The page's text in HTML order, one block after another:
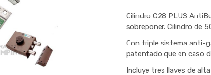
Cilindro C28 PLUS
sobreponer. Cilindro de
Con triple sistema anti-
patentado que en caso
Incluye tres llaves de